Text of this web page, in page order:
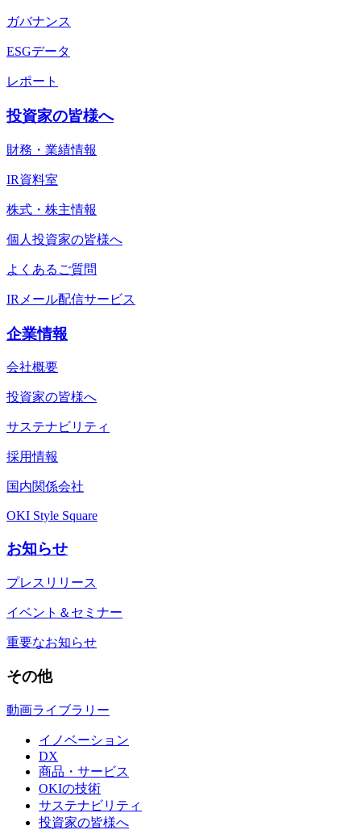
ガバナンス
ESGデータ
レポート
投資家の皆様へ
財務・業績情報
IR資料室
株式・株主情報
個人投資家の皆様へ
よくあるご質問
IRメール配信サービス
企業情報
会社概要
投資家の皆様へ
サステナビリティ
採用情報
国内関係会社
OKI Style Square
お知らせ
プレスリリース
イベント＆セミナー
重要なお知らせ
その他
動画ライブラリー
イノベーション
DX
商品・サービス
OKIの技術
サステナビリティ
投資家の皆様へ